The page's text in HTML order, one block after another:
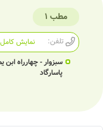
مطب 1
تلفن:
نمایش کامل
پاسارگاد